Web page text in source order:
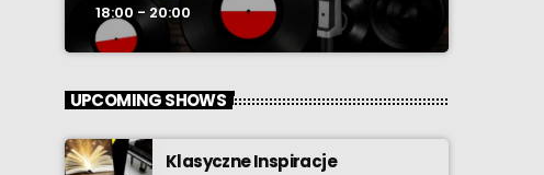
18:00 - 20:00
UPCOMING SHOWS
Klasyczne Inspiracje